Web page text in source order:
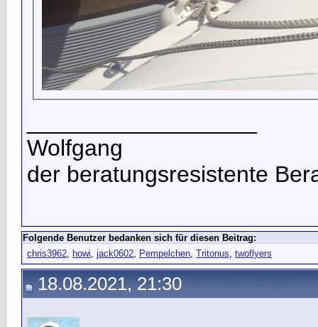
Wolfgang
der beratungsresistente
Folgende Benutzer bedanken sich für diesen Beitrag:
chris3962, howi, jack0602, Pempelchen, Tritonus, twoflyers
18.08.2021, 21:30